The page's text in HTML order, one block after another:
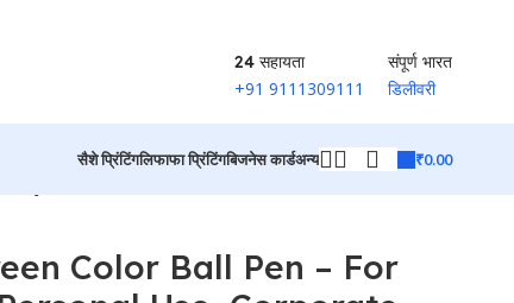
24 सहायता
+91 9111309111
संपूर्ण भारत
डिलीवरी
सैशे प्रिंटिंगलिफाफा प्रिंटिंगबिजनेस कार्डअन्य ₹0.00
Color Ball Pen – For